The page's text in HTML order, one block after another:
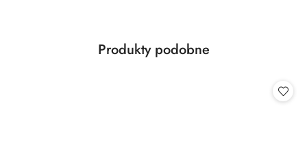
Pomiń karuzelę produktów
Produkty
Produkty podobne